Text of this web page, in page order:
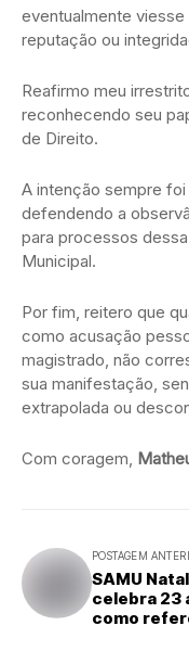
eventualmente viesse
reputação ou
Reafirmo meu
reconhecendo seu
de Direito.
A intenção sempre
defendendo a
para processos
Municipal.
Por fim, reitero que
como acusação
magistrado, não
sua manifestação,
extrapolada ou
Com coragem,
POSTAGEM
SAMU Natal
celebra 23
como